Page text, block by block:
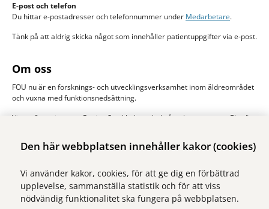
Den här webbplatsen innehåller kakor (cookies)
Vi använder kakor, cookies, för att ge dig en förbättrad
upplevelse, sammanställa statistik och för att viss
nödvändig funktionalitet ska fungera på webbplatsen.
E-post och telefon
Du hittar e-postadresser och telefonnummer under Medarbetare.
Tänk på att aldrig skicka något som innehåller patientuppgifter via e-post.
Om oss
FOU nu är en forsknings- och utvecklingsverksamhet inom äldreområdet
och vuxna med funktionsnedsättning.
Vi samfinansieras av Region Stockholm och de åtta kommunerna Ekerö,
Upplands Väsby. Huvudman är Stockholms läns sjukvårdsområde, SLSO.